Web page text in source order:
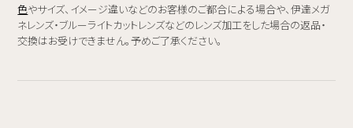
色やサイズ、イメージ違いなどのお客様のご都合による場合や、伊達メガ
ネレンズ・ブルーライトカットレンズなどのレンズ加工をした場合の返品・
交換はお受けできません。予めご了承ください。